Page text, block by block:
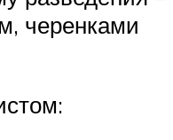
черенками